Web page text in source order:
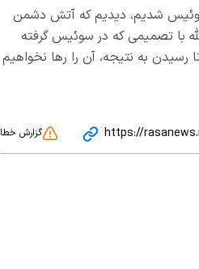
شدیم، دیدیم که آتش دشمن
با تصمیمی که در سوئیس گرفته
به نتیجه، آن را رها نخواهیم
https:// گزارش خطا